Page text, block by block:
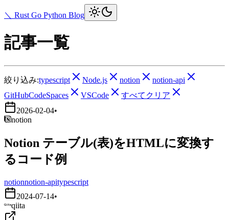
＼ Rust Go Python Blog
記事一覧
絞り込み:typescript Node.js notion
notion-api
GitHubCodeSpaces
VSCode
すべてクリア
2026-02-04•
notion
Notion テーブル(表)をHTMLに変換す
るコード例
notionnotion-apitypescript
2024-07-14•
qiita